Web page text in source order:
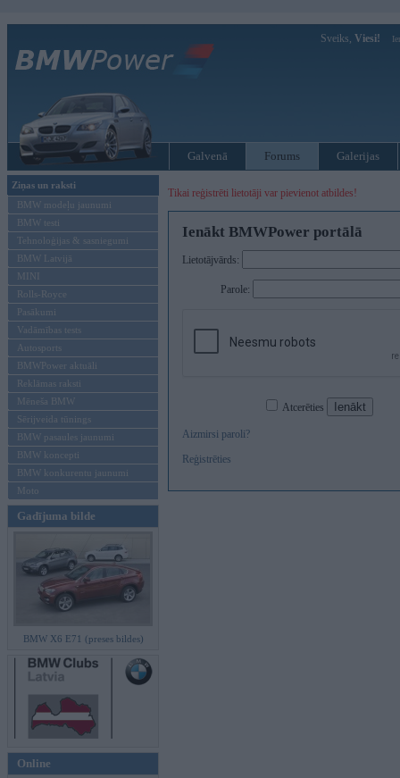
Sveiks, Viesi!
Galvenā Forums Galerijas
Ziņas un raksti
BMW modeļu jaunumi
BMW testi
Tehnoloģijas & sasniegumi
BMW Latvijā
MINI
Rolls-Royce
Pasākumi
Vadāmības tests
Autosports
BMWPower aktuāli
Reklāmas raksti
Mēneša BMW
Sērijveida tūnings
BMW pasaules jaunumi
BMW koncepti
BMW konkurentu jaunumi
Moto
Gadījuma bilde
BMW X6 E71 (preses bildes)
Online
Tikai reģistrēti lietotāji var pievienot atbildes!
Ienākt BMWPower portālā
Lietotājvārds:
Parole:
Atcerēties
Aizmirsi paroli?
Reģistrēties